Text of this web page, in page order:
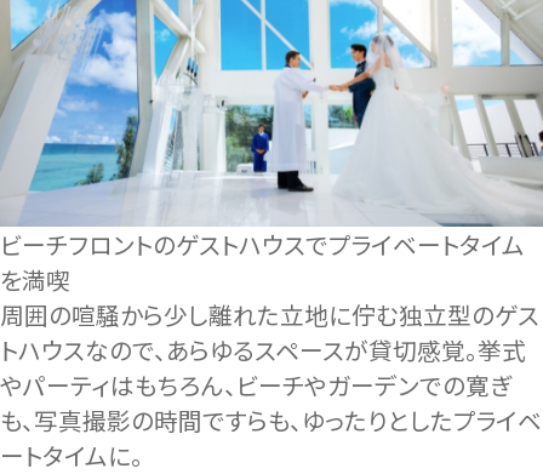
ビーチフロントのゲストハウスでプライベートタイム
を満喫
周囲の喧騒から少し離れた立地に佇む独立型のゲス
トハウスなので、あらゆるスペースが貸切感覚。挙式
やパーティはもちろん、ビーチやガーデンでの寛ぎ
も、写真撮影の時間ですらも、ゆったりとしたプライベ
ートタイムに。